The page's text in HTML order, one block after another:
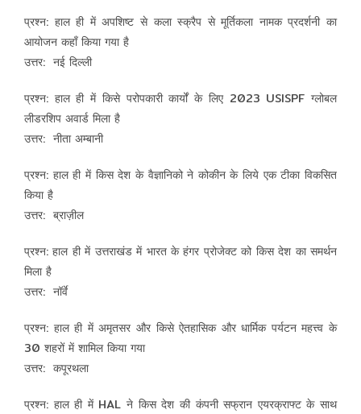
प्रश्न: हाल ही में अपशिष्ट से कला स्क्रैप से मूर्तिकला नामक प्रदर्शनी का
आयोजन कहाँ किया गया है
उत्तर: नई दिल्ली
प्रश्न: हाल ही में किसे परोपकारी कार्यों के लिए 2023 USISPF ग्लोबल
लीडरशिप अवार्ड मिला है
उत्तर: नीता अम्बानी
प्रश्न: हाल ही में किस देश के वैज्ञानिको ने कोकीन के लिये एक टीका विकसित
किया है
उत्तर: ब्राज़ील
प्रश्न: हाल ही में उत्तराखंड में भारत के हंगर प्रोजेक्ट को किस देश का समर्थन
मिला है
उत्तर: नॉर्वे
प्रश्न: हाल ही में अमृतसर और किसे ऐतहासिक और धार्मिक पर्यटन महत्त्व के
30 शहरों में शामिल किया गया
उत्तर: कपूरथला
प्रश्न: हाल ही में HAL ने किस देश की कंपनी सफ्रान एयरक्राफ्ट के साथ